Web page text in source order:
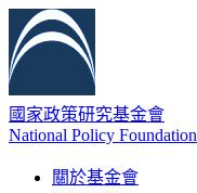
國家政策研究基金會
National Policy Foundation
關於基金會